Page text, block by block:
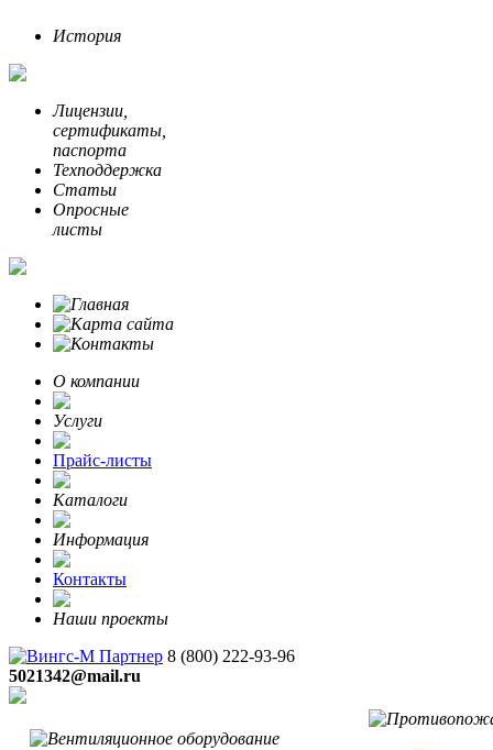
История
Лицензии,
сертификаты,
паспорта
Техподдержка
Статьи
Опросные
листы
О компании
Услуги
Прайс-листы
Каталоги
Информация
Контакты
Наши проекты
8 (800) 222-93-96
5021342@mail.ru